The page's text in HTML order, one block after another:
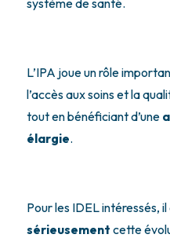
L’IPA joue un rôle
l’accès aux soins et la
tout en bénéficiant d’une
élargie.
Pour les IDEL intéressés, il
sérieusement cette